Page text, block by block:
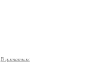
В цитатник